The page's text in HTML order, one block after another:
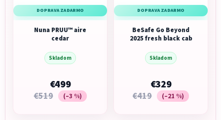
DOPRAVA ZADARMO
Nuna PRUU™ aire
cedar
Skladom
€499
€519 (–3 %)
DOPRAVA ZADARMO
BeSafe Go Beyond
2025 fresh black cab
Skladom
€329
€419 (–21 %)